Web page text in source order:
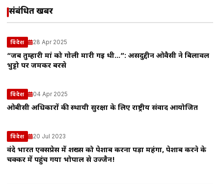
संबंधित खबरें
विदेश 28 Apr 2025
“जब तुम्हारी मां को गोली मारी गई थी…”: असदुद्दीन ओवैसी ने बिलावल
भुट्टो पर जमकर बरसे
विदेश 04 Apr 2025
ओबीसी अधिकारों की स्थायी सुरक्षा के लिए राष्ट्रीय संवाद आयोजित
विदेश 20 Jul 2023
वंदे भारत एक्सप्रेस में शख्स को पेशाब करना पड़ा महंगा, पेशाब करने के
चक्कर में पहुंच गया भोपाल से उज्जैन!